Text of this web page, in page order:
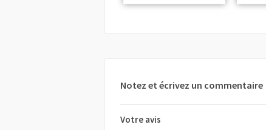
Notez et écrivez un commentaire
Votre avis